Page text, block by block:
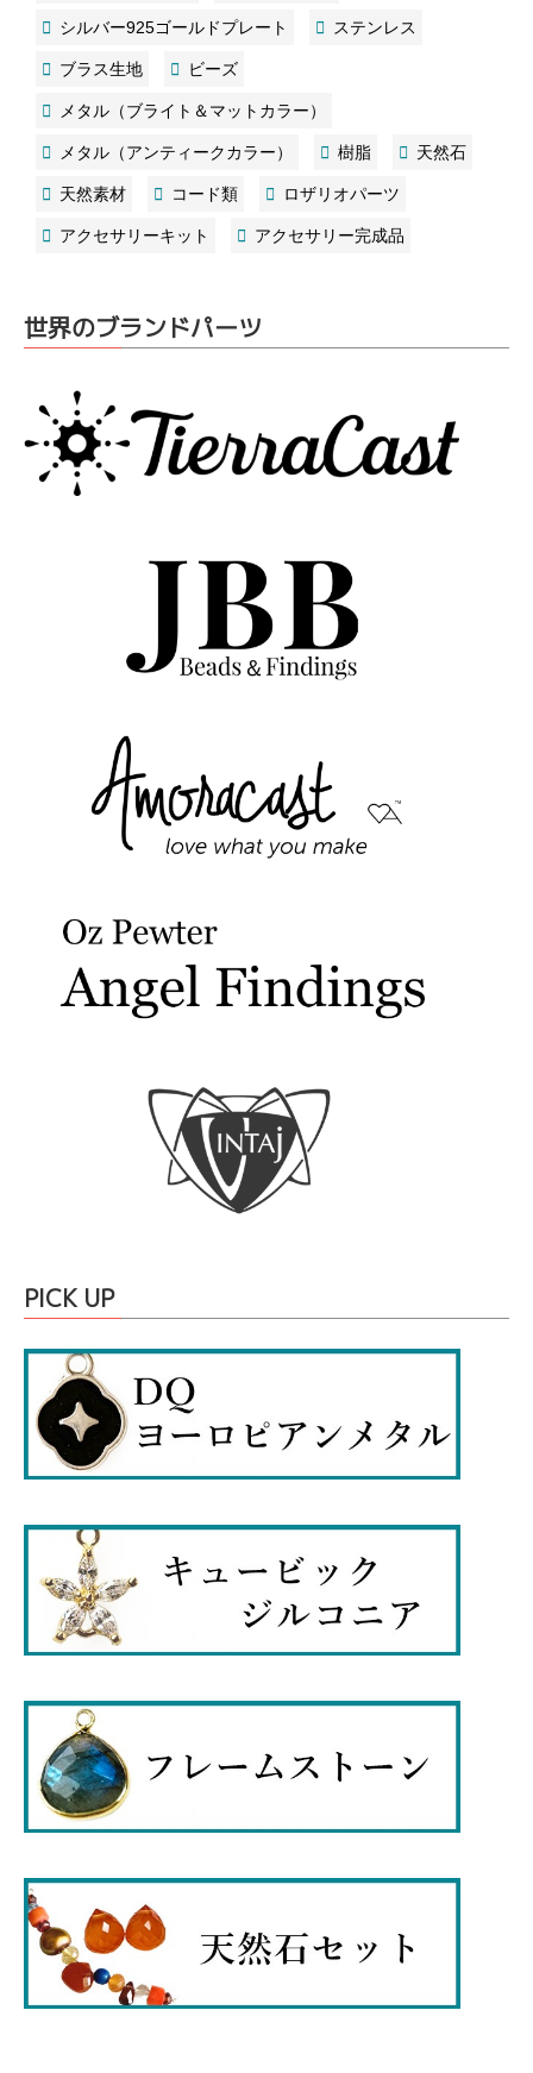
シルバー925ゴールドプレート ステンレス
ブラス生地 ビーズ
メタル（ブライト＆マットカラー）
メタル（アンティークカラー） 樹脂 天然石
天然素材 コード類 ロザリオパーツ
アクセサリーキット アクセサリー完成品
世界のブランドパーツ
PICK UP